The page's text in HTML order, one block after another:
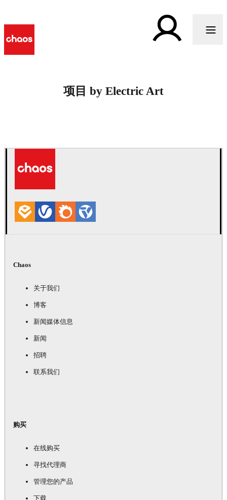
项目 by Electric Art
Chaos
关于我们
博客
新闻媒体信息
新闻
招聘
联系我们
购买
在线购买
寻找代理商
管理您的产品
下载